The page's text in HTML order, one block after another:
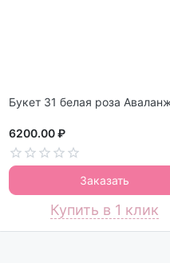
Букет 31 белая роза
6200.00 ₽
Заказать
Купить в 1 клик